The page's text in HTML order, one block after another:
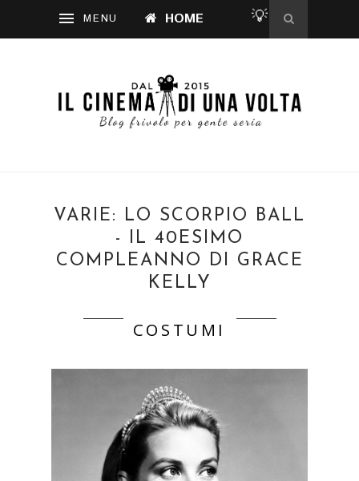
HOME 💡
VARIE: LO SCORPIO BALL
- IL 40ESIMO
COMPLEANNO DI GRACE
KELLY
COSTUMI